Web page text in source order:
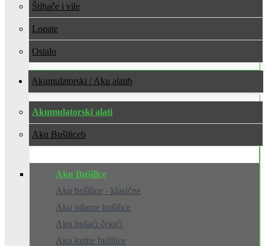
Štihače i vile
Lopate
Ostalo
Akumulatorski / Aku alati
Akumulatorski alati
Aku Bušilice
Aku Bušilice
Aku bušilice - klasične
Aku udarne bušilice
Aku bušaći čekići
Aku kutne bušilice